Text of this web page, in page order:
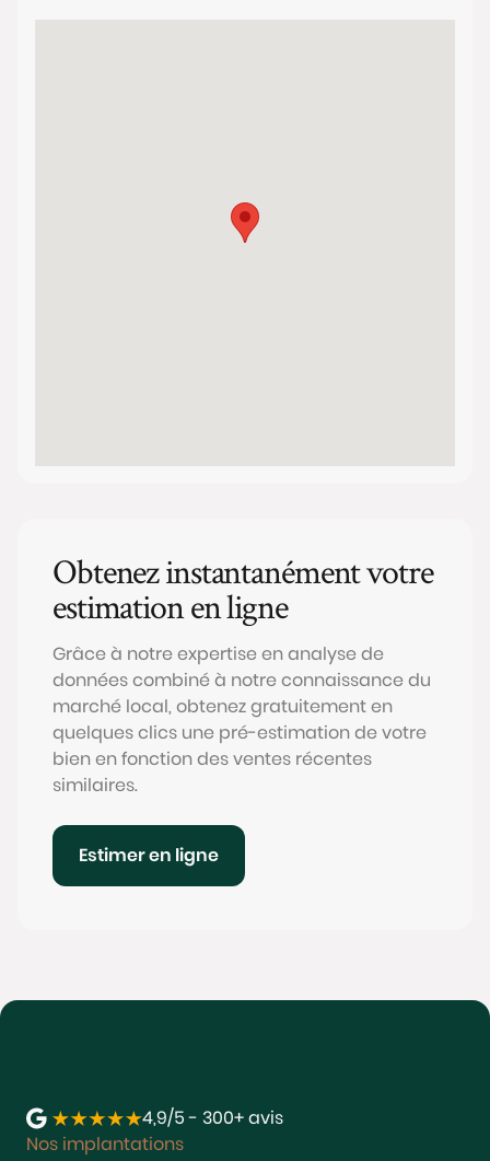
Obtenez instantanément votre
estimation en ligne
Grâce à notre expertise en analyse de
données combiné à notre connaissance du
marché local, obtenez gratuitement en
quelques clics une pré-estimation de votre
bien en fonction des ventes récentes
similaires.
Estimer en ligne
4,9/5 - 300+ avis
Nos implantations